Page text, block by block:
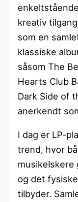
kreativ
som en
klassiske
såsom The
Hearts Club
Dark Side of
anerkendt
I dag er LP-
trend, hvor
musikelskere
og det
tilbyder.